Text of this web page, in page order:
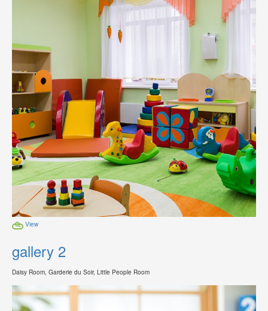
View
gallery 2
Daisy Room, Garderie du Soir, Little People Room